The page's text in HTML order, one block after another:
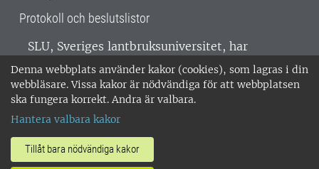
Denna webbplats använder kakor (cookies), som lagras i din
webbläsare. Vissa kakor är nödvändiga för att webbplatsen
ska fungera korrekt. Andra är valbara.
Hantera valbara kakor
Tillåt bara nödvändiga kakor
Protokoll och beslutslistor
SLU, Sveriges lantbruksuniversitet, har
verksamhet över hela Sverige. Huvudorter är
Alnarp, Uppsala och Umeå.SLU är
miljöcertifierat enligt ISO 14001. •
018-67 10 00 • Org nr: 202100-2817 •
Om SLU:s webbplatser
•Hantera kakor•Behandling av